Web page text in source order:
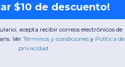
$10 de descuento!
acepta recibir correos electrónicos de
Ver​ Términos y condiciones​ y​ Política de
privacidad